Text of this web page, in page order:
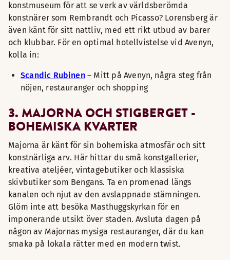
konstmuseum för att se verk av världsberömda
konstnärer som Rembrandt och Picasso? Lorensberg är
även känt för sitt nattliv, med ett rikt utbud av barer
och klubbar. För en optimal hotellvistelse vid Avenyn,
kolla in:
Scandic Rubinen– Mitt på Avenyn, några steg från
nöjen, restauranger och shopping
3. MAJORNA OCH STIGBERGET -
BOHEMISKA KVARTER
Majorna är känt för sin bohemiska atmosfär och sitt
konstnärliga arv. Här hittar du små konstgallerier,
kreativa ateljéer, vintagebutiker och klassiska
skivbutiker som Bengans. Ta en promenad längs
kanalen och njut av den avslappnade stämningen.
Glöm inte att besöka Masthuggskyrkan för en
imponerande utsikt över staden. Avsluta dagen på
någon av Majornas mysiga restauranger, där du kan
smaka på lokala rätter med en modern twist.